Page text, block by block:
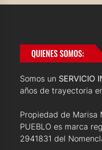
QUIENES SOMOS:
Somos un SERVICIO
años de trayectoria
Propiedad de Marisa
PUEBLO es marca
2941831 del